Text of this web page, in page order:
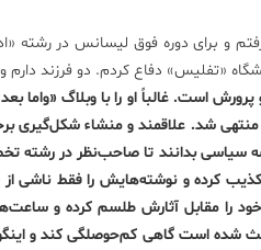
و برای دوره فوق لیسانس در رشته
«تفلیس» دفاع کردم. دو فرزند
است. غالباً او را با وبلاگ
شد. علاقمند و منشاء شکل‌گیری
سیاسی بدانند تا صاحب‌نظر در
کرده و نوشته‌هایش را فقط ناشی از
را مقابل آثارش طلسم کرده و
شده است گاهی کم‌حوصلگی کند و